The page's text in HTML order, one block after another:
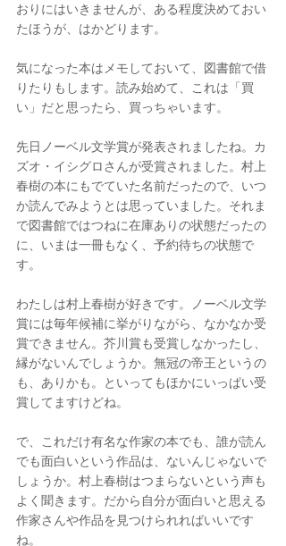
おりにはいきませんが、ある程度決めておい
たほうが、はかどります。
気になった本はメモしておいて、図書館で借
りたりもします。読み始めて、これは「買
い」だと思ったら、買っちゃいます。
先日ノーベル文学賞が発表されましたね。カ
ズオ・イシグロさんが受賞されました。村上
春樹の本にもでていた名前だったので、いつ
か読んでみようとは思っていました。それま
で図書館ではつねに在庫ありの状態だったの
に、いまは一冊もなく、予約待ちの状態で
す。
わたしは村上春樹が好きです。ノーベル文学
賞には毎年候補に挙がりながら、なかなか受
賞できません。芥川賞も受賞しなかったし、
縁がないんでしょうか。無冠の帝王というの
も、ありかも。といってもほかにいっぱい受
賞してますけどね。
で、これだけ有名な作家の本でも、誰が読ん
でも面白いという作品は、ないんじゃないで
しょうか。村上春樹はつまらないという声も
よく聞きます。だから自分が面白いと思える
作家さんや作品を見つけられればいいです
ね。